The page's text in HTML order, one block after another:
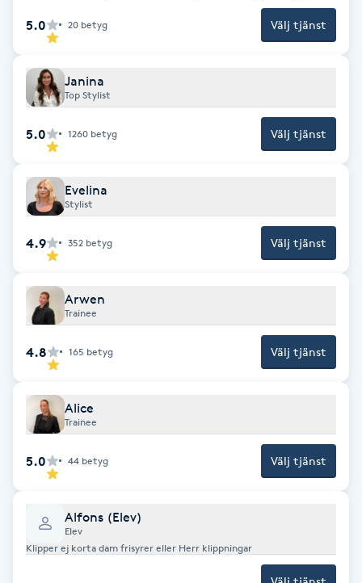
Fransfärgning
Fransförlängning
Fransförlängning Megavolym
Fransförlängning Volym
Fransk manikyr
Fransrengöring
Frekvensterapi
Friskvård
Friskvårdsmassage
Frisör
Färgning
5.0 20 betyg Välj tjänst
Janina
Top Stylist
5.0 1260 betyg Välj tjänst
Evelina
Stylist
4.9 352 betyg Välj tjänst
Arwen
Trainee
4.8 165 betyg Välj tjänst
Alice
Trainee
5.0 44 betyg Välj tjänst
Alfons (Elev)
Elev
Klipper ej korta dam frisyrer eller Herr klippningar